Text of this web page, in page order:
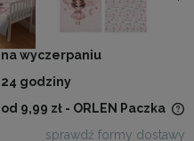
na wyczerpaniu
24 godziny
od 9,99 zł - ORLEN Paczka
sprawdź formy dostawy